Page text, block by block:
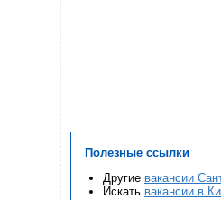
Полезные ссылки
Другие вакансии
Искать вакансии в